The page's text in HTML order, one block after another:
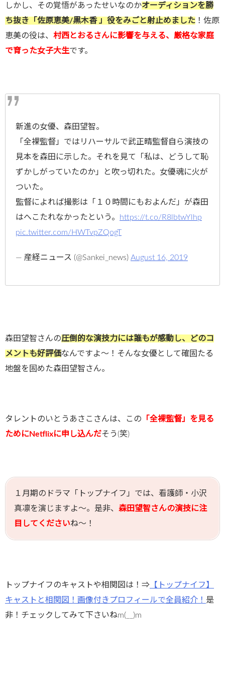
しかし、その覚悟があったせいなのかオーディションを勝
ち抜き「佐原恵美/黒木香 」役をみごと射止めました ！佐原
恵美の役は、 村西とおるさんに影響を与える、厳格な家庭
で育った女子大生です。
新進の女優、森田望智。
「全裸監督」ではリハーサルで武正晴監督自ら演技の
見本を森田に示した。それを見て「私は、どうして恥
ずかしがっていたのか」と吹っ切れた。女優魂に火が
ついた。
監督によれば撮影は「１０時間にもおよんだ」が森田
はへこたれなかったという。
https://t.co/R8lbtwYlhp
pic.twitter.com/HWTvpZQogT
— 産経ニュース (@Sankei_news) August 16, 2019
森田望智さんの圧倒的な演技力には誰もが感動し、どのコ
メントも好評価なんですよ～！そんな女優として確固たる
地盤を固めた森田望智さん。
タレントのいとうあさこさんは、この 「全裸監督」を見る
ためにNetflixに申し込んだそう(笑)
１月期のドラマ「トップナイフ」では、看護師・小沢
真凛を演じますよ～。是非、 森田望智さんの演技に注
目してくださいね～！
トップナイフのキャストや相関図は！⇒ 【トップナイフ】
キャストと相関図！画像付きプロフィールで全員紹介！ 是
非！チェックしてみて下さいねm(__)m